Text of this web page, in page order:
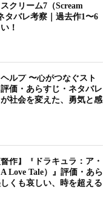
クリーム7（Scream
タバレ考察｜過去作1〜6
！
ルプ 〜心がつなぐスト
価・あらすじ・ネタバレ
社会を変えた、勇気と感
作】『ドラキュラ：ア・
Love Tale）』評価・あら
くも哀しい、時を超える